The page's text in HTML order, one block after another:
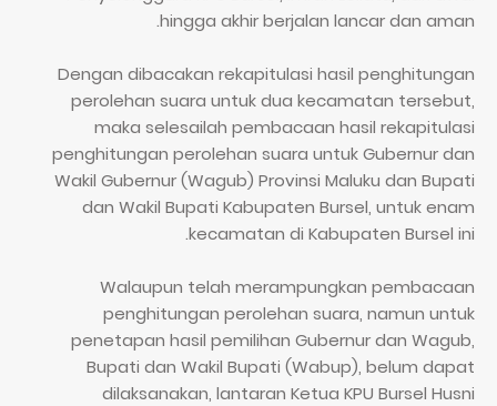
hingga akhir berjalan lancar dan aman.
Dengan dibacakan rekapitulasi hasil penghitungan
perolehan suara untuk dua kecamatan tersebut,
maka selesailah pembacaan hasil rekapitulasi
penghitungan perolehan suara untuk Gubernur dan
Wakil Gubernur (Wagub) Provinsi Maluku dan Bupati
dan Wakil Bupati Kabupaten Bursel, untuk enam
kecamatan di Kabupaten Bursel ini.
Walaupun telah merampungkan pembacaan
penghitungan perolehan suara, namun untuk
penetapan hasil pemilihan Gubernur dan Wagub,
Bupati dan Wakil Bupati (Wabup), belum dapat
dilaksanakan, lantaran Ketua KPU Bursel Husni